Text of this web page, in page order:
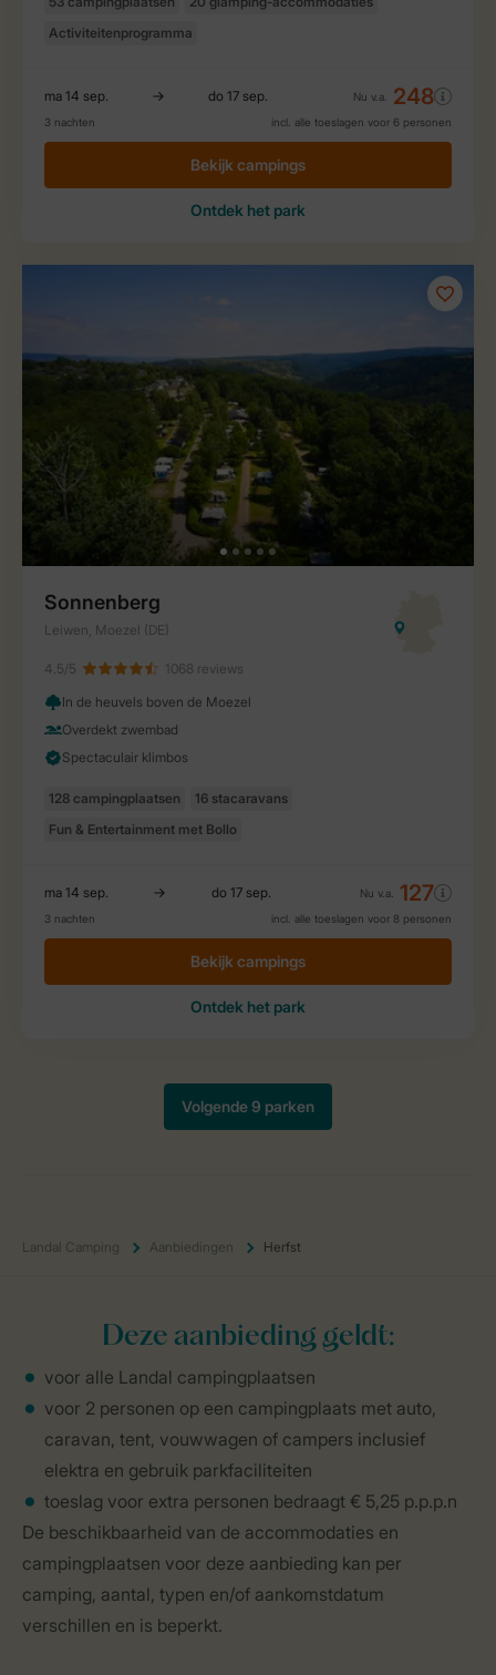
Landal Camping Aanbiedingen Herfst
Deze aanbieding geldt:
voor alle Landal campingplaatsen
voor 2 personen op een campingplaats met auto,
caravan, tent, vouwwagen of campers inclusief
elektra en gebruik parkfaciliteiten
toeslag voor extra personen bedraagt € 5,25 p.p.p.n
De beschikbaarheid van de accommodaties en
campingplaatsen voor deze aanbieding kan per
camping, aantal, typen en/of aankomstdatum
verschillen en is beperkt.